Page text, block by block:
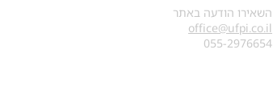
השאירו הודעה באתר
office@ufpi.co.il
​055-2976654